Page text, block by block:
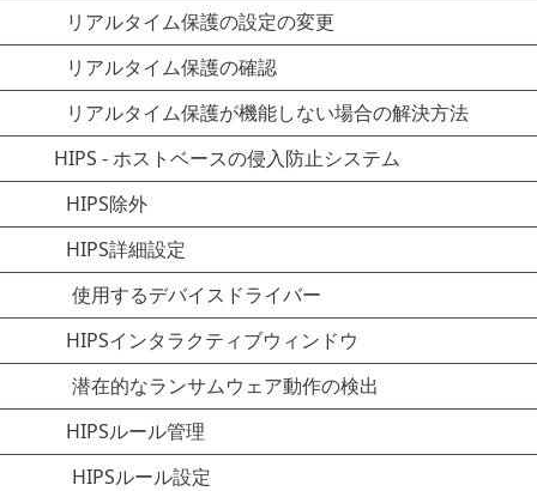
リアルタイム保護の設定の変更
リアルタイム保護の確認
リアルタイム保護が機能しない場合の解決方法
HIPS - ホストベースの侵入防止システム
HIPS除外
HIPS詳細設定
使用するデバイスドライバー
HIPSインタラクティブウィンドウ
潜在的なランサムウェア動作の検出
HIPSルール管理
HIPSルール設定